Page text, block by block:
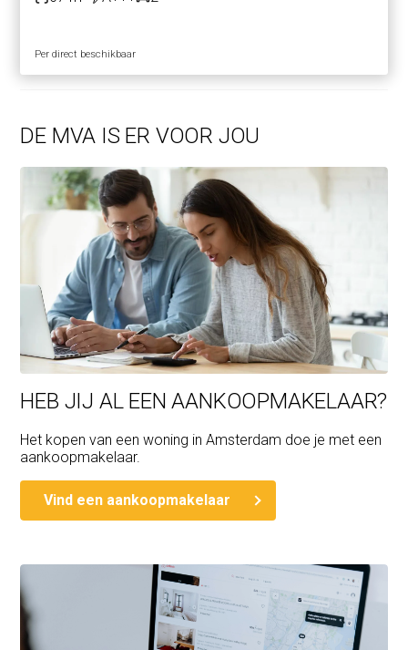
Per direct beschikbaar
DE MVA IS ER VOOR JOU
HEB JIJ AL EEN AANKOOPMAKELAAR?
Het kopen van een woning in Amsterdam doe je met een
aankoopmakelaar.
Vind een aankoopmakelaar